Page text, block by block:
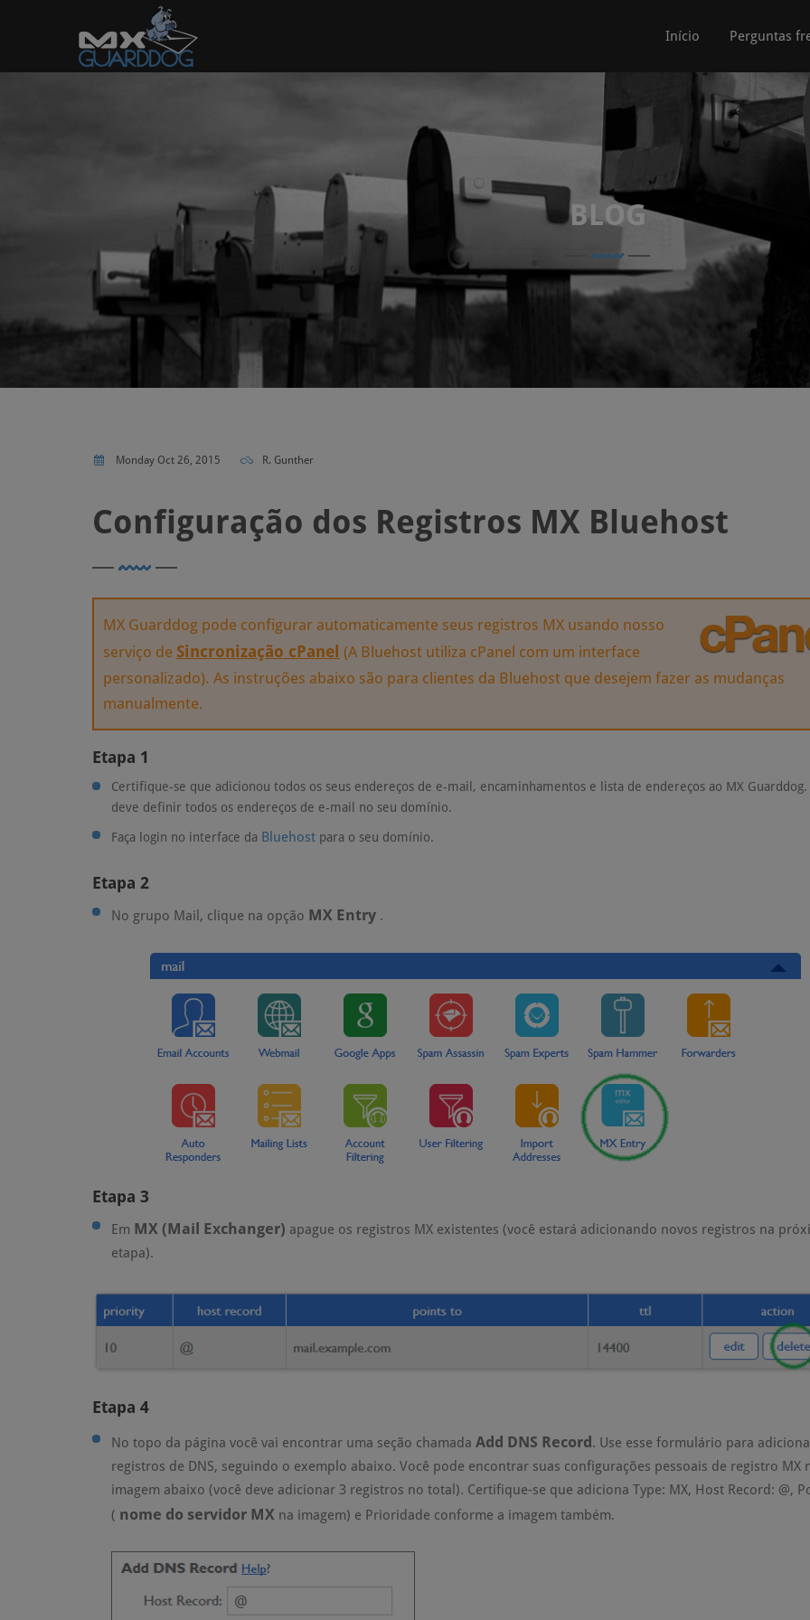
Início Perguntas
BLOG
Monday Oct 26, 2015 R. Gunther
Configuração dos Registros MX Bluehost
MX Guarddog pode configurar automaticamente seus registros MX usando nosso
serviço de Sincronização cPanel (A Bluehost utiliza cPanel com um interface
personalizado). As instruções abaixo são para clientes da Bluehost que desejem fazer as mudanças
manualmente.
Etapa 1
Certifique-se que adicionou todos os seus endereços de e-mail, encaminhamentos e lista de endereços ao MX Guarddog.
deve definir todos os endereços de e-mail no seu domínio.
Faça login no interface da Bluehost para o seu domínio.
Etapa 2
No grupo Mail, clique na opção MX Entry .
Etapa 3
Em MX (Mail Exchanger) apague os registros MX existentes (você estará adicionando novos registros na
etapa).
Etapa 4
No topo da página você vai encontrar uma seção chamada Add DNS Record . Use esse formulário para
registros de DNS, seguindo o exemplo abaixo. Você pode encontrar suas configurações pessoais de registro MX
imagem abaixo (você deve adicionar 3 registros no total). Certifique-se que adiciona Type: MX, Host Record: @,
( nome do servidor MX na imagem) e Prioridade conforme a imagem também.